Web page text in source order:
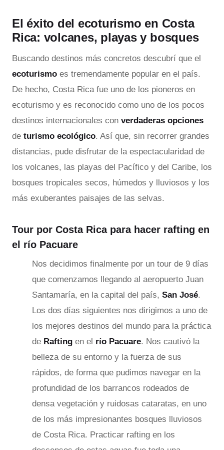
El éxito del ecoturismo en Costa
Rica: volcanes, playas y bosques
Buscando destinos más concretos descubrí que el
ecoturismo es tremendamente popular en el país.
De hecho, Costa Rica fue uno de los pioneros en
ecoturismo y es reconocido como uno de los pocos
destinos internacionales con verdaderas opciones
de turismo ecológico. Así que, sin recorrer grandes
distancias, pude disfrutar de la espectacularidad de
los volcanes, las playas del Pacífico y del Caribe, los
bosques tropicales secos, húmedos y lluviosos y los
más exuberantes paisajes de las selvas.
Tour por Costa Rica para hacer rafting en
el río Pacuare
Nos decidimos finalmente por un tour de 9 días
que comenzamos llegando al aeropuerto Juan
Santamaría, en la capital del país, San José.
Los dos días siguientes nos dirigimos a uno de
los mejores destinos del mundo para la práctica
de Rafting en el río Pacuare. Nos cautivó la
belleza de su entorno y la fuerza de sus
rápidos, de forma que pudimos navegar en la
profundidad de los barrancos rodeados de
densa vegetación y ruidosas cataratas, en uno
de los más impresionantes bosques lluviosos
de Costa Rica. Practicar rafting en los